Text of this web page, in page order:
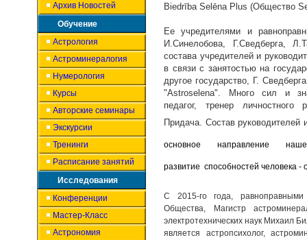
Архив Новостей
Обучение
Астрология
Астроминералогия
Нумерология
Курсы
Авторские семинары
Экскурсии
Тренинги
Расписание занятий
Исследования
Конференции
Мастер-Класс
Астрономия
Biedrība Selēna Plus (Общество
Ее учредителями и
И.Синелобова, Г.Сведберга,
состава учредителей и
в связи с занятостью на
другое государство, Г.
"Astroselena". Много сил и
педагог, тренер личностного
Придача. Состав
основное направление
развитие способностей человека -
С 2015-го года, равноправными
Общества, Магистр
электротехнических наук Михаил
является астропсихолог,